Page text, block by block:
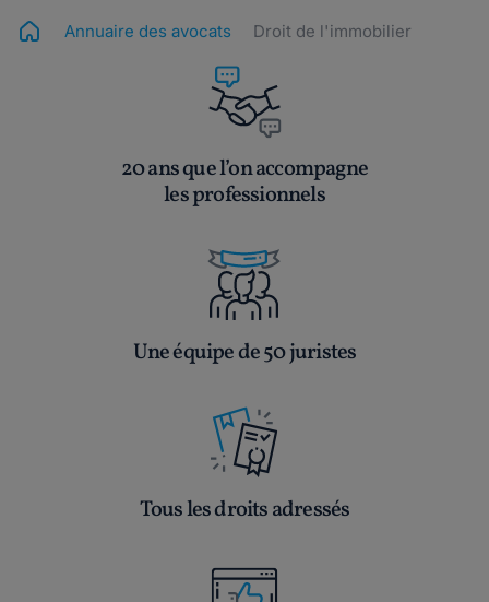
Annuaire des avocats Droit de l'immobilier
20 ans que l’on accompagne
les professionnels
Une équipe de 50 juristes
Tous les droits adressés